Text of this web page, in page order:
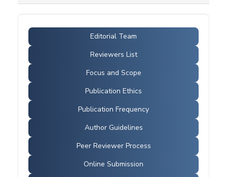
Editorial Team
Reviewers List
Focus and Scope
Publication Ethics
Publication Frequency
Author Guidelines
Peer Reviewer Process
Online Submission